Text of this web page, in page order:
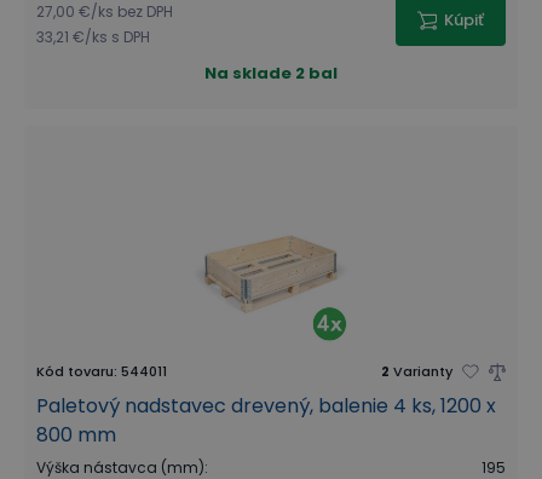
27,00 €/ks bez DPH
33,21 €/ks s DPH
Kúpiť
Na sklade 2 bal
Kód tovaru: 544011 2 Varianty
Paletový nadstavec drevený, balenie 4 ks, 1200 x
800 mm
Výška nástavca (mm):
195